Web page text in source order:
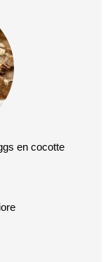
en cocotte